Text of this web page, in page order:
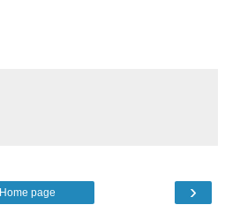
›
Home page